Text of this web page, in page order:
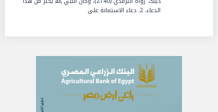
الدعاء. 2. دعاء الاستعانة على